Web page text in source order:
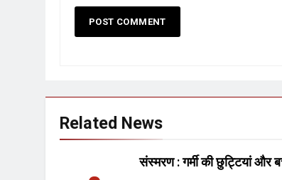
Related News
संस्मरण : गर्मी की छुट्टियां और